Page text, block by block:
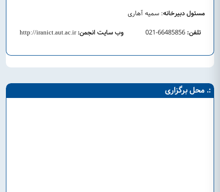
مسئول دبیرخانه: سمیه آهاری
تلفن:
وب سایت انجمن:
http://iranict.aut.ac.ir
:. محل برگزاری